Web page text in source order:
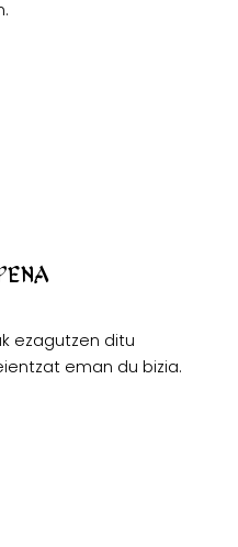
ezagutzen ditu
eman du bizia.